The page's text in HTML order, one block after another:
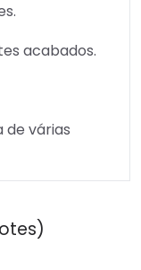
acabados.
de várias